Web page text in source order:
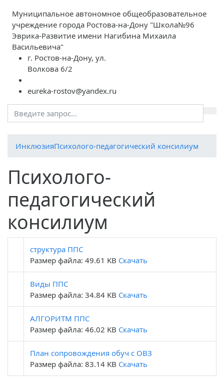
Муниципальное автономное общеобразовательное
учреждение города Ростова-на-Дону "Школа№96
Эврика-Развитие имени Нагибина Михаила
Васильевича"
г. Ростов-на-Дону, ул.
Волкова 6/2
eureka-rostov@yandex.ru
ИнклюзияПсихолого-педагогический консилиум
Психолого-
педагогический
консилиум
структура ППС
Размер файла: 49.61 KB Скачать
Виды ППС
Размер файла: 34.84 KB Скачать
АЛГОРИТМ ППС
Размер файла: 46.02 KB Скачать
План сопровождения обуч с ОВЗ
Размер файла: 83.14 KB Скачать